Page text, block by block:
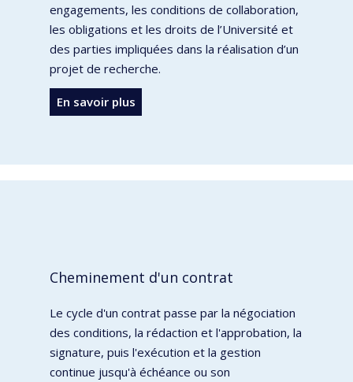
engagements, les conditions de collaboration,
les obligations et les droits de l’Université et
des parties impliquées dans la réalisation d’un
projet de recherche.
En savoir plus
Cheminement d'un contrat
Le cycle d'un contrat passe par la négociation
des conditions, la rédaction et l'approbation, la
signature, puis l'exécution et la gestion
continue jusqu'à échéance ou son